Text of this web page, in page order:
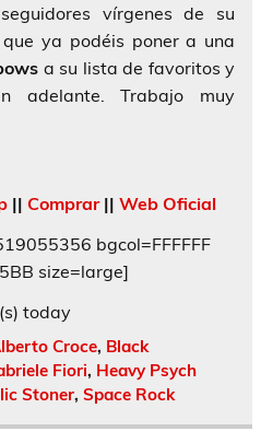
vírgenes de su
ya podéis poner a una
a su lista de favoritos y
adelante. Trabajo muy
|| Comprar|| Web Oficial
bgcol=FFFFFF
size=large]
today
Croce, Black
Fiori, Heavy Psych
Stoner, Space Rock